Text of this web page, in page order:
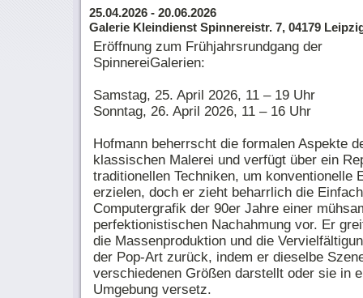
25.04.2026 - 20.06.2026
Galerie Kleindienst Spinnereistr. 7, 04179
Eröffnung zum Frühjahrsrundgang der
SpinnereiGalerien:
Samstag, 25. April 2026, 11 – 19 Uhr
Sonntag, 26. April 2026, 11 – 16 Uhr
Hofmann beherrscht die formalen Aspekte
klassischen Malerei und verfügt über ein
traditionellen Techniken, um konventionelle
erzielen, doch er zieht beharrlich die
Computergrafik der 90er Jahre einer
perfektionistischen Nachahmung vor. Er
die Massenproduktion und die
der Pop-Art zurück, indem er dieselbe
verschiedenen Größen darstellt oder sie in
Umgebung versetz.